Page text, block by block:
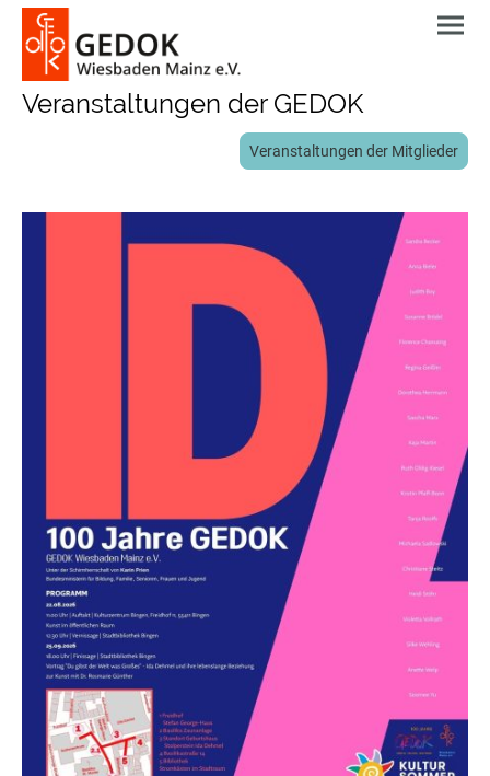
Veranstaltungen der GEDOK
Veranstaltungen der Mitglieder